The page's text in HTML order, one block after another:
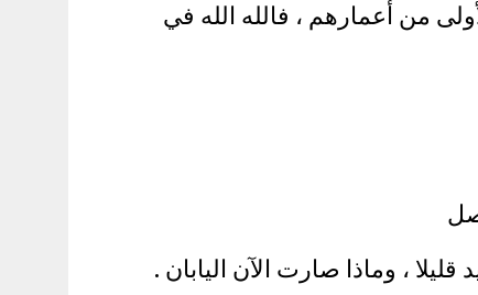
من أعمارهم ، فالله الله في
قليلا ، وماذا صارت الآن اليابان .